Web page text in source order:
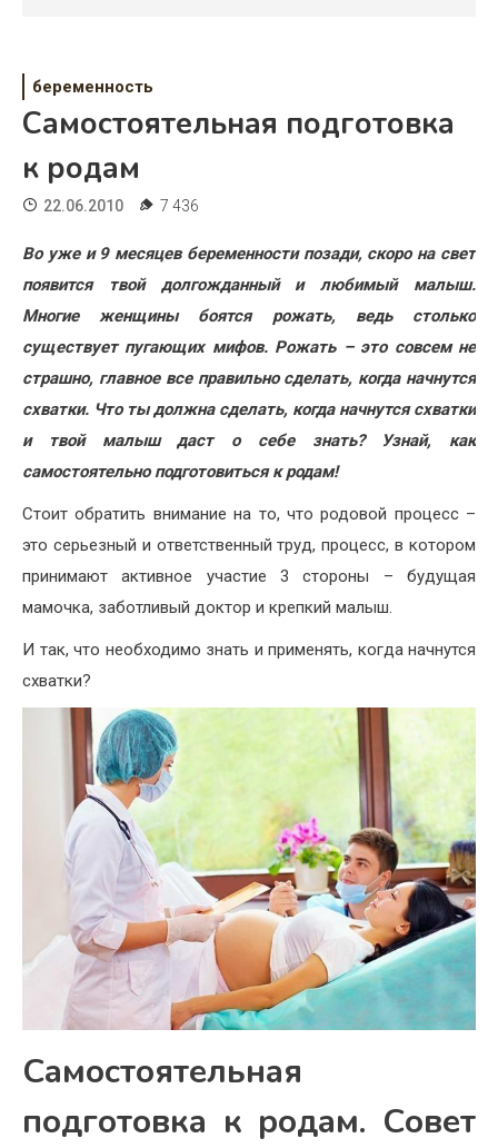
Свадьба
Жизнь
Хобби
Красота
Недвижимость
беременность
Самостоятельная подготовка
к родам
22.06.2010 7 436
Во уже и 9 месяцев беременности позади, скоро на свет
появится твой долгожданный и любимый малыш.
Многие женщины боятся рожать, ведь столько
существует пугающих мифов. Рожать – это совсем не
страшно, главное все правильно сделать, когда начнутся
схватки. Что ты должна сделать, когда начнутся схватки
и твой малыш даст о себе знать? Узнай, как
самостоятельно подготовиться к родам!
Стоит обратить внимание на то, что родовой процесс –
это серьезный и ответственный труд, процесс, в котором
принимают активное участие 3 стороны – будущая
мамочка, заботливый доктор и крепкий малыш.
И так, что необходимо знать и применять, когда начнутся
схватки?
Самостоятельная
подготовка к родам. Совет